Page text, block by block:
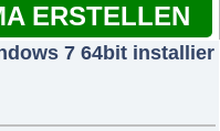
ERSTELLEN
7 64bit installier